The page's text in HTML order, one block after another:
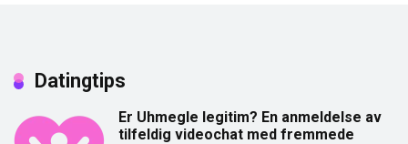
Datingtips
Er Uhmegle legitim? En anmeldelse av
tilfeldig videochat med fremmede